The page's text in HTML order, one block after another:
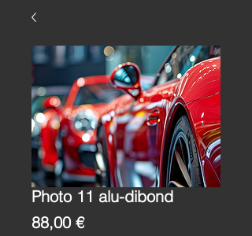
Photo 11 alu-dibond
88,00 €Prix